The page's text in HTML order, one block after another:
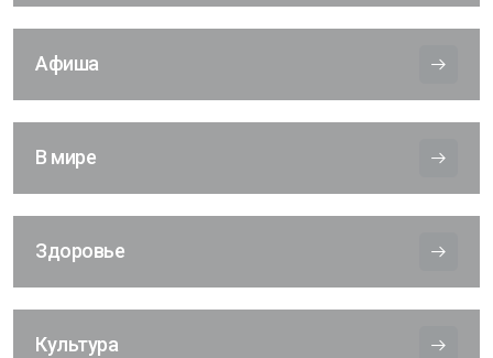
Афиша
В мире
Здоровье
Культура